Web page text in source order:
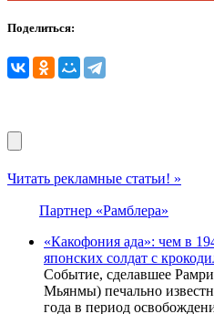
Поделиться:
Читать рекламные статьи! »
Партнер «Рамблера»
«Какофония ада»: чем в
японских солдат с
Событие, сделавшее
Мьянмы) печально
года в период